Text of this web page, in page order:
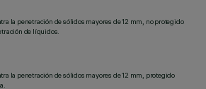
la penetración de sólidos mayores de 12 mm, no protegido
de líquidos.
la penetración de sólidos mayores de 12 mm, protegido